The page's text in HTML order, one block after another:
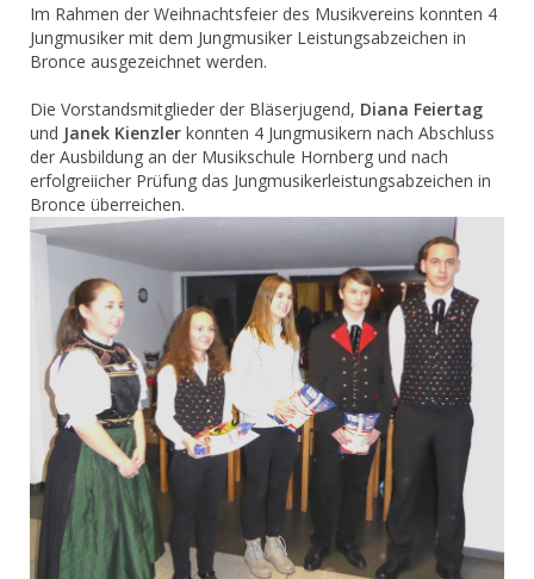
Im Rahmen der Weihnachtsfeier des Musikvereins konnten 4
Jungmusiker mit dem Jungmusiker Leistungsabzeichen in
Bronce ausgezeichnet werden.
Die Vorstandsmitglieder der Bläserjugend, Diana Feiertag
und Janek Kienzler konnten 4 Jungmusikern nach Abschluss
der Ausbildung an der Musikschule Hornberg und nach
erfolgreiicher Prüfung das Jungmusikerleistungsabzeichen in
Bronce überreichen.